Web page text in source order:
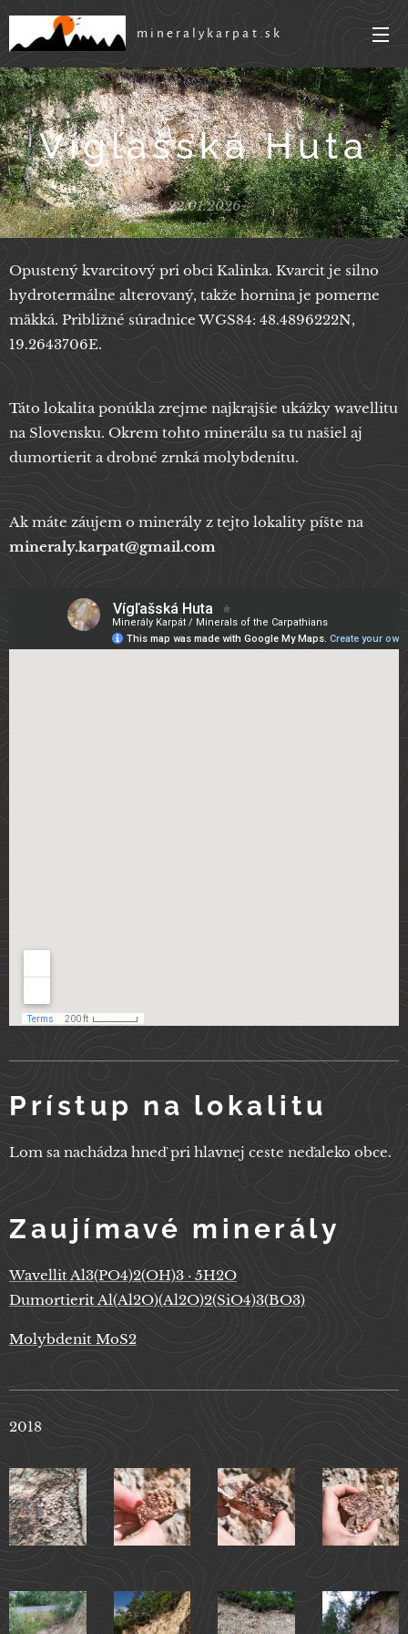
mineralykarpat.sk
Vígľašská Huta
22.01.2026
Opustený kvarcitový pri obci Kalinka. Kvarcit je silno
hydrotermálne alterovaný, takže hornina je pomerne
mäkká. Približné súradnice WGS84: 48.4896222N,
19.2643706E.
Táto lokalita ponúkla zrejme najkrajšie ukážky wavellitu
na Slovensku. Okrem tohto minerálu sa tu našiel aj
dumortierit a drobné zrnká molybdenitu.
Ak máte záujem o minerály z tejto lokality píšte na
mineraly.karpat@gmail.com
Prístup na lokalitu
Lom sa nachádza hneď pri hlavnej ceste neďaleko obce.
Zaujímavé minerály
Wavellit Al3(PO4)2(OH)3 · 5H2O
Dumortierit Al(Al2O)(Al2O)2(SiO4)3(BO3)
Molybdenit MoS2
2018